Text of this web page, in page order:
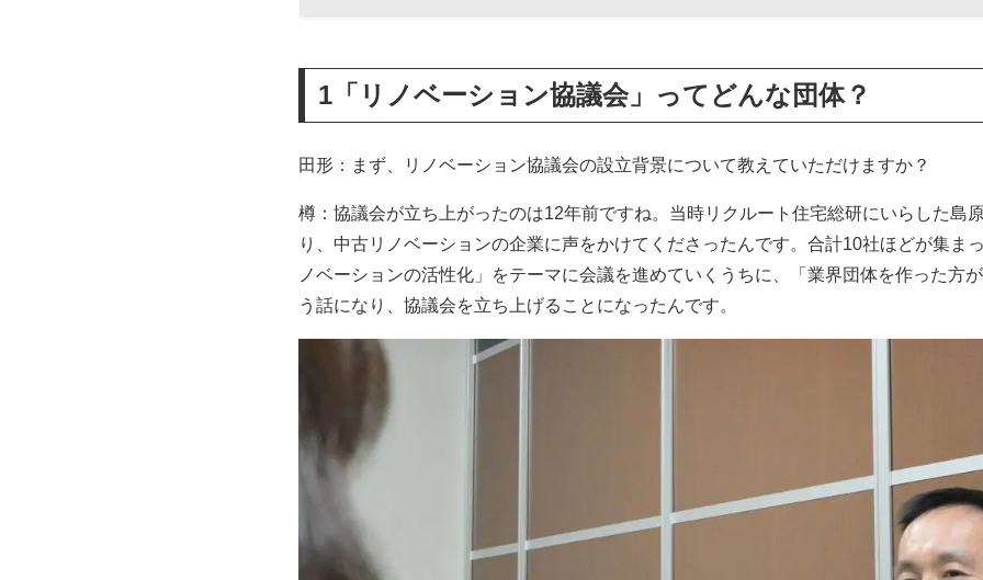
1「リノベーション協議会」ってどんな団体？
田形：まず、リノベーション協議会の設立背景について教えていただけますか？
樽：協議会が立ち上がったのは12年前ですね。当時リクルート住宅総研にいらした島
り、中古リノベーションの企業に声をかけてくださったんです。合計10社ほどが集ま
ノベーションの活性化」をテーマに会議を進めていくうちに、「業界団体を作った方
う話になり、協議会を立ち上げることになったんです。